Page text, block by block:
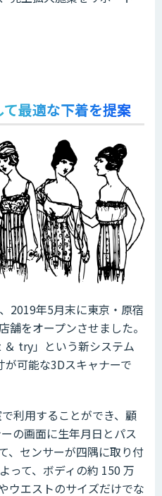
最適な下着を提案
2019年5月末に東京・原宿
舗をオープンさせました。
try」という新システム
可能な3Dスキャナーで
利用することができ、顧
の画面に生年月日とパス
、センサーが四隅に取り付
って、ボディの約 150 万
ウエストのサイズだけでな